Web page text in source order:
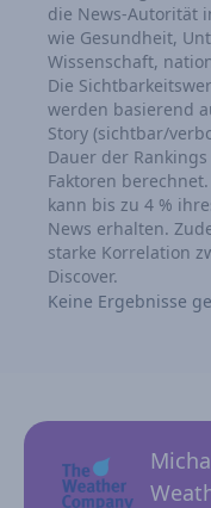
die News-Autorität
wie Gesundheit,
Wissenschaft,
Die
werden basierend
Story (sichtbar/
Dauer der
Faktoren
kann bis zu 4 %
News erhalten.
starke Korrelation
Discover.
Keine Ergebnisse